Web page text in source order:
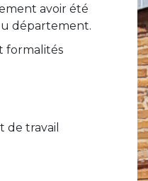
avoir été
département.
formalités
travail